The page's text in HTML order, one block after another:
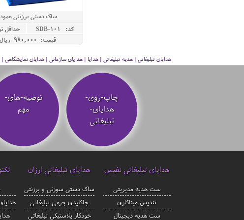
ساک دستی برزنتی
کد: SDB-101
حداقل
قیمت: 980,000 ريال
هدایای تبلیغاتی | هدیه تبلیغاتی | هدایا | هدایای سازمانی | هدایای
چاپ-روی-
هدایای-
تبلیغاتی
توصیه‌-های-
مهم
هدایای تبلیغاتی نفیس
ست هدیه مدیریتی
تندیس میناکاری
ست هدیه دیجیتال
هدایای تبلیغاتی ارزان
ساک دستی سوزنی و برزنتی
جاکلیدی چرمی تبلیغاتی
خودکار پلاستیکی تبلیغاتی